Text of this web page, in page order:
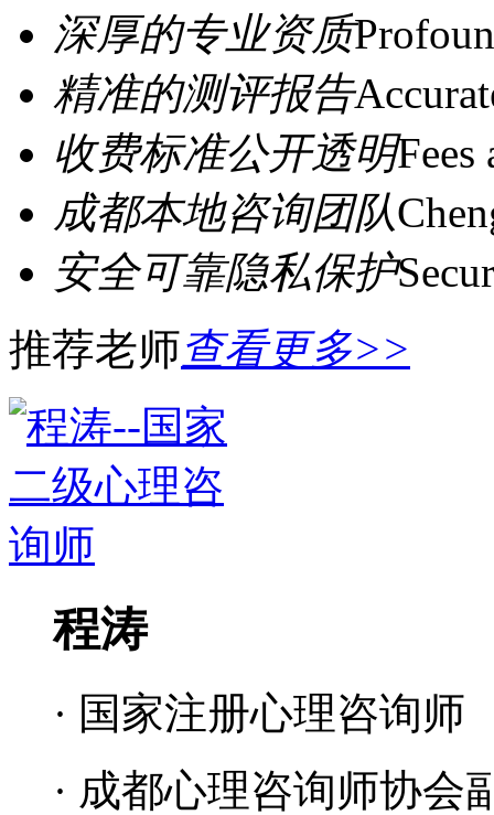
深厚的专业资质
精准的测评报告
收费标准公开透明Fees
成都本地咨询团队
安全可靠隐私保护
推荐老师查看更多>>
程涛
· 国家注册心理咨询师
· 成都心理咨询师协会